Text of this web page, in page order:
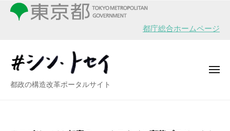
都庁総合ホームページ
シ
都政の構造改革ポータルサイト
メ
ン
イ